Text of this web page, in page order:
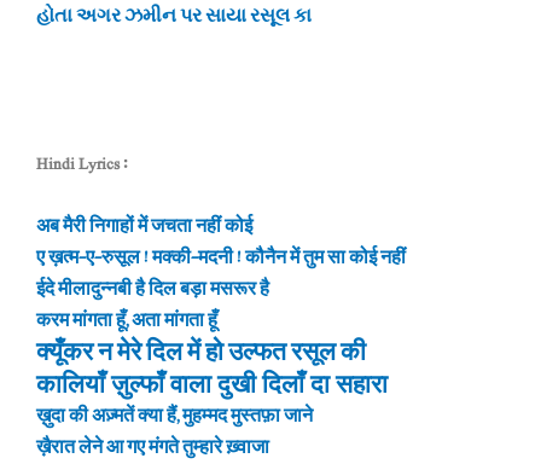
હોતા અગર ઝમીન પર સાયા રસૂલ કા
Hindi Lyrics :
अब मैरी निगाहों में जचता नहीं कोई
ए ख़त्म-ए-रुसूल ! मक्की-मदनी ! कौनैन में तुम सा कोई नहीं
ईदे मीलादुन्नबी है दिल बड़ा मसरूर है
करम मांगता हूँ, अता मांगता हूँ
क्यूँकर न मेरे दिल में हो उल्फत रसूल की
कालियाँ ज़ुल्फाँ वाला दुखी दिलाँ दा सहारा
ख़ुदा की अज़्मतें क्या हैं, मुहम्मद मुस्तफ़ा जाने
ख़ैरात लेने आ गए मंगते तुम्हारे ख़्वाजा